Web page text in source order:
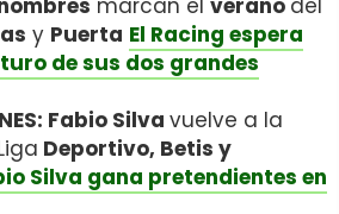
marcan el verano del
y Puerta El Racing espera
de sus dos grandes
Fabio Silva vuelve a la
Deportivo, Betis y
Silva gana pretendientes en